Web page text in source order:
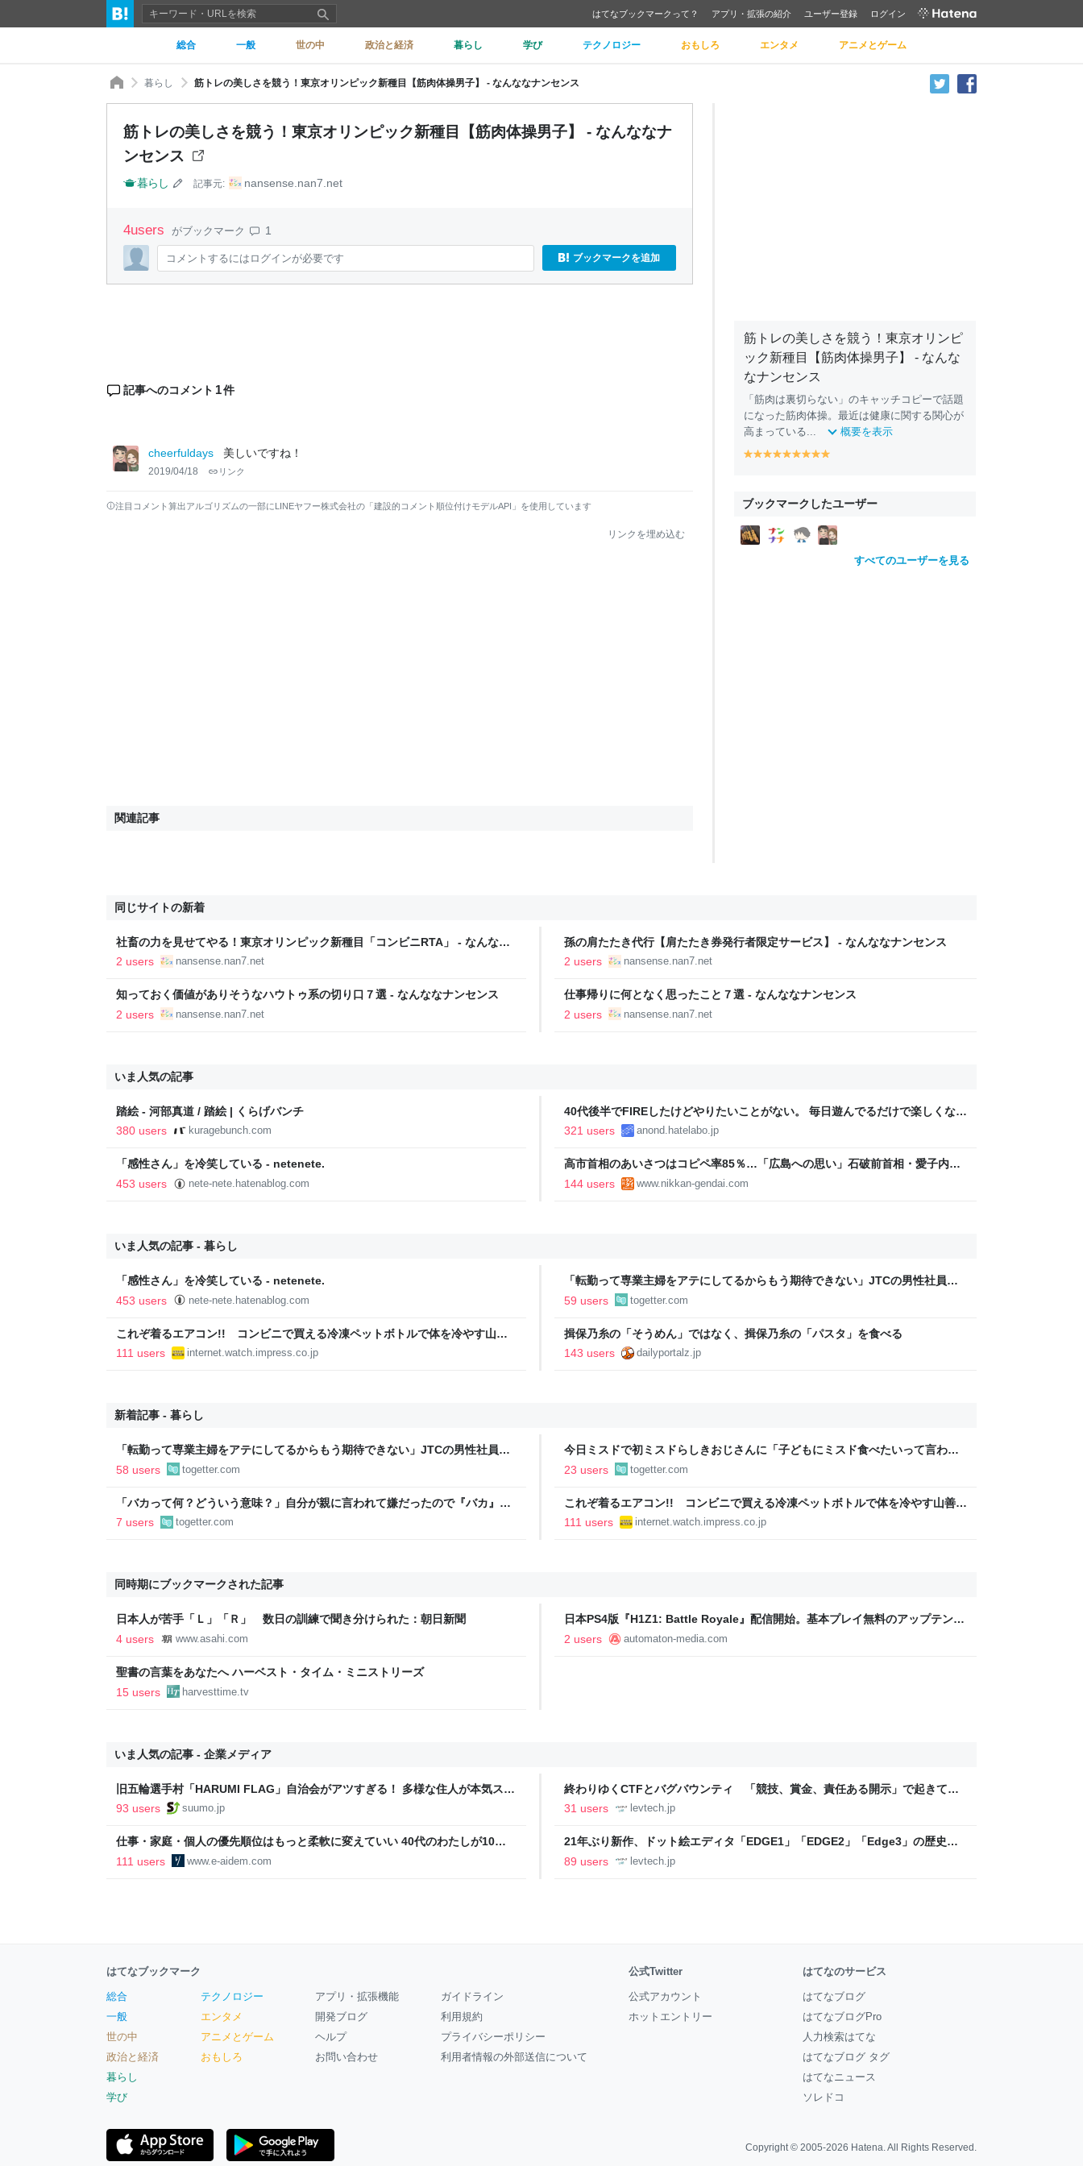
はてなブックマークって？ アプリ・拡張の紹介 ユーザー登録 ログイン
総合 一般 世の中 政治と経済 暮らし 学び テクノロジー おもしろ エンタメ アニメとゲーム
暮らし 筋トレの美しさを競う！東京オリンピック新種目【筋肉体操男子】 - なんななナンセンス
筋トレの美しさを競う！東京オリンピック新種目【筋肉体操男子】 - なんななナ
ンセンス
暮らし 記事元: nansense.nan7.net
4users がブックマーク 1
コメントするにはログインが必要です ブックマークを追加
記事へのコメント 1件
cheerfuldays 美しいですね！
2019/04/18 リンク
注目コメント算出アルゴリズムの一部にLINEヤフー株式会社の「建設的コメント順位付けモデルAPI」を使用しています
リンクを埋め込む
関連記事
筋トレの美しさを競う！東京オリンピ
ック新種目【筋肉体操男子】 - なんな
なナンセンス
「筋肉は裏切らない」のキャッチコピーで話題
になった筋肉体操。最近は健康に関する関心が
高まっている...
概要を表示
y
o
y
o
y
o
y
o
y
o
y
o
y
o
y
o o
ブックマークしたユーザー
すべてのユーザーを見る
同じサイトの新着
社畜の力を見せてやる！東京オリンピック新種目「コンビニRTA」 - なんなな
ナンセンス
2 users nansense.nan7.net
孫の肩たたき代行【肩たたき券発行者限定サービス】 - なんななナンセンス
2 users
nansense.nan7.net
知っておく価値がありそうなハウトゥ系の切り口７選 - なんななナンセンス
2 users
nansense.nan7.net
仕事帰りに何となく思ったこと７選 - なんななナンセンス
2 users
nansense.nan7.net
いま人気の記事
踏絵 - 河部真道 / 踏絵 | くらげバンチ
380 users
kuragebunch.com
40代後半でFIREしたけどやりたいことがない。 毎日遊んでるだけで楽しくな
い..
321 users anond.hatelabo.jp
「感性さん」を冷笑している - netenete.
453 users
nete-nete.hatenablog.com
高市首相のあいさつはコピペ率85％…「広島への思い」石破前首相・愛子内親
王とは絶望的格差｜日刊ゲンダイDIGITAL
144 users www.nikkan-gendai.com
いま人気の記事 - 暮らし
「感性さん」を冷笑している - netenete.
453 users
nete-nete.hatenablog.com
「転勤って専業主婦をアテにしてるからもう期待できない」JTCの男性社員が
転勤を命じられるも「妻は3倍稼いでるので、それなら辞める」と言ったら、転
59 users togetter.com
これぞ着るエアコン!! コンビニで買える冷凍ペットボトルで体を冷やす山善
の水冷ベストがロードバイクにちょうどいい【ぼっち・ざ・ろーど！その14】
【空いた時間でなにしてる？】
111 users internet.watch.impress.co.jp
揖保乃糸の「そうめん」ではなく、揖保乃糸の「パスタ」を食べる
143 users
dailyportalz.jp
新着記事 - 暮らし
「転勤って専業主婦をアテにしてるからもう期待できない」JTCの男性社員が
転勤を命じられるも「妻は3倍稼いでるので、それなら辞める」と言ったら、
58 users togetter.com
今日ミスドで初ミスドらしきおじさんに「子どもにミスド食べたいって言われ
たんですけど…これは買っとけみたいなのありますか…？」と尋ねられるイベ
23 users togetter.com
「バカって何？どういう意味？」自分が親に言われて嫌だったので『バカ』
『駄目な子』という言葉を封印して子育てしてきたら思わぬ事態に←この育児
7 users togetter.com
これぞ着るエアコン!! コンビニで買える冷凍ペットボトルで体を冷やす山善の
水冷ベストがロードバイクにちょうどいい【ぼっち・ざ・ろーど！その14】
111 users internet.watch.impress.co.jp
同時期にブックマークされた記事
日本人が苦手「Ｌ」「Ｒ」 数日の訓練で聞き分けられた：朝日新聞
4 users
www.asahi.com
日本PS4版『H1Z1: Battle Royale』配信開始。基本プレイ無料のアップテンポ
なバトルロイヤルゲーム - AUTOMATON
2 users automaton-media.com
聖書の言葉をあなたへ ハーベスト・タイム・ミニストリーズ
15 users
harvesttime.tv
いま人気の記事 - 企業メディア
旧五輪選手村「HARUMI FLAG」自治会がアツすぎる！ 多様な住人が本気スキ
ルで挑む、盆踊り2万人集客や交通改善など“街の価値向上”戦略 東京・中央
93 users suumo.jp
終わりゆくCTFとバグバウンティ 「競技、賞金、責任ある開示」で起きてい
ること【フォーカス】 - レバテックLAB
31 users levtech.jp
仕事・家庭・個人の優先順位はもっと柔軟に変えていい 40代のわたしが10年
後の自分に伝えたいこと - りっすん by イーアイデム
111 users www.e-aidem.com
21年ぶり新作、ドット絵エディタ「EDGE1」「EDGE2」「Edge3」の歴史に
ついて作者に聞く【フォーカス】 - レバテックLAB
89 users levtech.jp
はてなブックマーク
総合
一般
世の中
政治と経済
暮らし
学び
テクノロジー
エンタメ
アニメとゲーム
おもしろ
アプリ・拡張機能
開発ブログ
ヘルプ
お問い合わせ
ガイドライン
利用規約
プライバシーポリシー
利用者情報の外部送信について
公式Twitter
公式アカウント
ホットエントリー
はてなのサービス
はてなブログ
はてなブログPro
人力検索はてな
はてなブログ タグ
はてなニュース
ソレドコ
Copyright © 2005-2026 Hatena . All Rights Reserved.